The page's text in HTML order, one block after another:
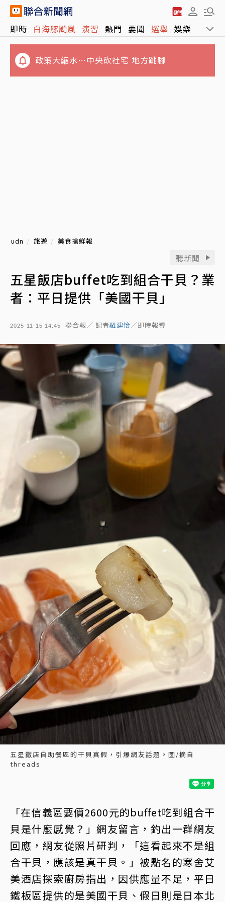
即時 白海豚颱風 演習 熱門 要聞 選舉 娛樂 運動
政策大縮水…中央砍社宅 地方跳腳
udn 旅遊 美食搶鮮報
聽新聞
五星飯店buffet吃到組合干貝？業
者：平日提供「美國干貝」
2025-11-15 14:45 聯合報／ 記者羅建怡／即時報導
五星飯店自助餐區的干貝真假，引爆網友話題。圖/摘自
threads
「在信義區要價2600元的buffet吃到組合干
貝是什麼感覺？」網友留言，釣出一群網友
回應，網友從照片研判，「這看起來不是組
合干貝，應該是真干貝。」被點名的寒舍艾
美酒店探索廚房指出，因供應量不足，平日
鐵板區提供的是美國干貝、假日則是日本北